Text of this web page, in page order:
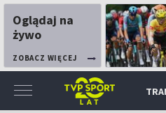
Oglądaj na
żywo
ZOBACZ WIĘCEJ